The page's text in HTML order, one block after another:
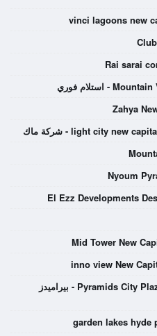
بيراميدز سيتي بلازا العاصمة الادارية Pyramids City Plaza - بيراميدز